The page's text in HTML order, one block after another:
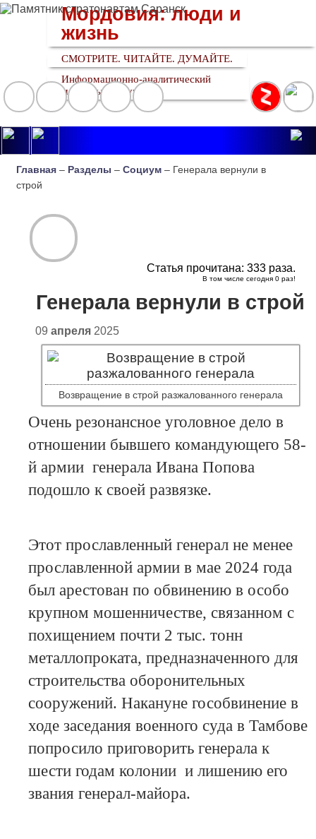
Мордовия: люди и
жизнь
СМОТРИТЕ. ЧИТАЙТЕ. ДУМАЙТЕ.
Информационно-аналитический
медийный ресурс
Главная – Разделы –Социум – Генерала вернули в
строй
Статья прочитана: 333раза.
В том числе сегодня 0раз!
Генерала вернули в строй
09 апреля2025
Возвращение в строй разжалованного генерала
Очень резонансное уголовное дело в
отношении бывшего командующего 58-
й армии генерала Ивана Попова
подошло к своей развязке.
Этот прославленный генерал не менее
прославленной армии в мае 2024 года
был арестован по обвинению в особо
крупном мошенничестве, связанном с
похищением почти 2 тыс. тонн
металлопроката, предназначенного для
строительства оборонительных
сооружений. Накануне гособвинение в
ходе заседания военного суда в Тамбове
попросило приговорить генерала к
шести годам колонии и лишению его
звания генерал-майора.